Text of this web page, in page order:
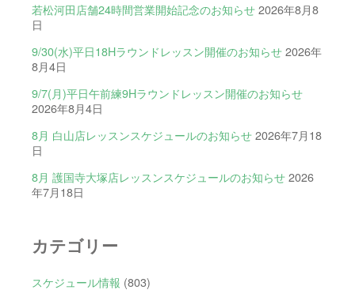
若松河田店舗24時間営業開始記念のお知らせ 2026年8月8
日
9/30(水)平日18Hラウンドレッスン開催のお知らせ 2026年
8月4日
9/7(月)平日午前練9Hラウンドレッスン開催のお知らせ
2026年8月4日
8月 白山店レッスンスケジュールのお知らせ 2026年7月18
日
8月 護国寺大塚店レッスンスケジュールのお知らせ 2026
年7月18日
カテゴリー
スケジュール情報 (803)